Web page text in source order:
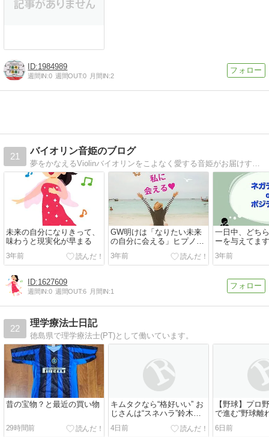
1984989
週間IN:0 週間OUT:0 月間IN:2
21
バイオリン音姫のブログ
夢をかなえるViolinバイオリンをこよなく愛する音姫がお届けする「目からウロコ」のお話
未来の自分になりきって、
味わうと現実化が早まる
3年前
GW明けは「なりたい未来
の自分に会える」ヒプノセ
ラピー✨キャンペーン❗
3年前
一日中、どち
ーを与えてま
3年前
1627609
週間IN:0 週間OUT:6 月間IN:1
22
理学療法士日記
徳島県で理学療法士(PT)として働いています。
昔の宝物？と最近の買い物
29時間前
キムタクなら“格好いい” お
じさんは“スネハラ”鈴木お
さむが「猛暑のハーフパン
ツ問題」に感じる不条理
4日前
【野球】プロ
で進む“野球離
球人口は20年
の実施率は過
6日前